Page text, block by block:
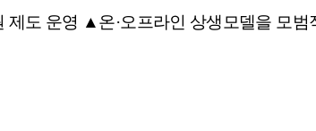
제도 운영 ▲온·오프라인 상생모델을 모